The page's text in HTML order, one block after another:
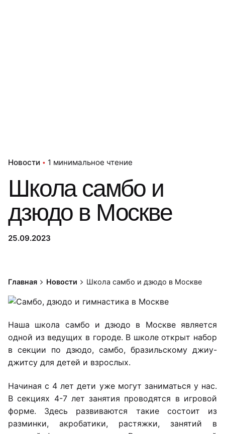
Новости 1 минимальное чтение
Школа самбо и
дзюдо в Москве
25.09.2023
Главная Новости Школа самбо и дзюдо в Москве
Наша школа самбо и дзюдо в Москве является
одной из ведущих в городе. В школе открыт набор
в секции по дзюдо, самбо, бразильскому джиу-
джитсу для детей и взрослых.
Начиная с 4 лет дети уже могут заниматься у нас.
В секциях 4-7 лет занятия проводятся в игровой
форме. Здесь развиваются такие состоит из
разминки, акробатики, растяжки, занятий в